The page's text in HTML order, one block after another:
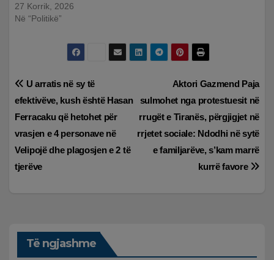
27 Korrik, 2026
Në “Politikë”
Lëvizje
te
postimet
Aktori Gazmend Paja
sulmohet nga protestuesit në
rrugët e Tiranës, përgjigjet në
rrjetet sociale: Ndodhi në sytë
e familjarëve, s’kam marrë
kurrë favore
U arratis në sy të
efektivëve, kush është Hasan
Ferracaku që hetohet për
vrasjen e 4 personave në
Velipojë dhe plagosjen e 2 të
tjerëve
Të ngjashme